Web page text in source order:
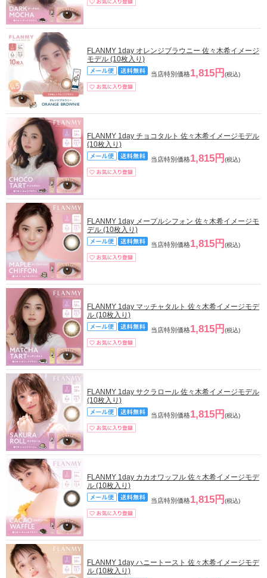
FLANMY 1day オレンジブラウニー 佐々木希イメージ
モデル (10枚入り)
当店特別価格1,815円 (税込)
FLANMY 1day チョコタルト 佐々木希イメージモデル
(10枚入り)
当店特別価格1,815円 (税込)
FLANMY 1day メープルシフォン 佐々木希イメージモ
デル (10枚入り)
当店特別価格1,815円 (税込)
FLANMY 1day マッチャタルト 佐々木希イメージモデ
ル (10枚入り)
当店特別価格1,815円 (税込)
FLANMY 1day サクラロール 佐々木希イメージモデル
(10枚入り)
当店特別価格1,815円 (税込)
FLANMY 1day カカオワッフル 佐々木希イメージモデ
ル (10枚入り)
当店特別価格1,815円 (税込)
FLANMY 1day ハニートースト 佐々木希イメージモデ
ル (10枚入り)